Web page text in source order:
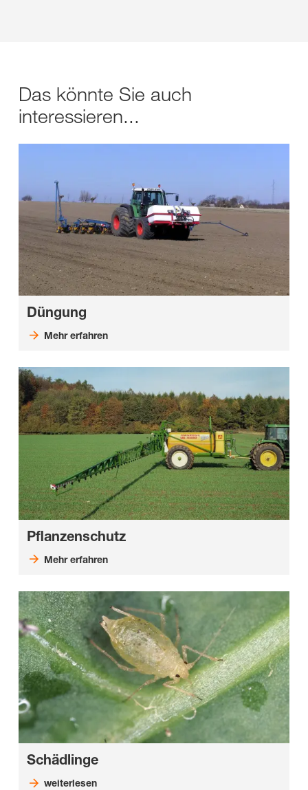
Das könnte Sie auch
interessieren...
Düngung
Mehr erfahren
Pflanzenschutz
Mehr erfahren
Schädlinge
weiterlesen